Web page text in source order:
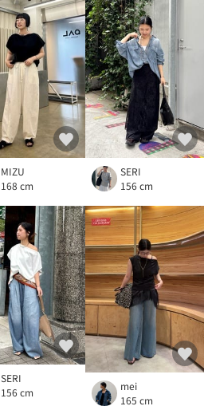
MIZU
168 cm
SERI
156 cm
SERI
156 cm
mei
165 cm